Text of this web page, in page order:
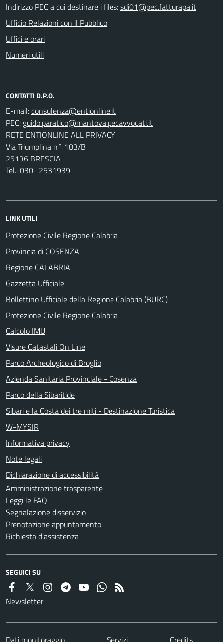
Indirizzo PEC a cui destinare i files:sdi01@pec.fatturapa.it
Ufficio Relazioni con il Pubblico
Uffici e orari
Numeri utili
CONTATTI D.P.O.
E-mail:
PEC:
RETE ENTIONLINE ALL PRIVACY
Via Triumplina n° 183/B
25136 BRESCIA
Tel.: 030- 2531939
LINK UTILI
Protezione Civile Regione Calabria
Provincia di COSENZA
Regione CALABRIA
Gazzetta Ufficiale
Bollettino Ufficiale della Regione Calabria (BURC)
Protezione Civile Regione Calabria
Calcolo IMU
Visure Catastali On Line
Parco Archeologico di Broglio
Azienda Sanitaria Provinciale - Cosenza
Parco della Sibaritide
Sibari e la Costa dei tre miti - Destinazione Turistica
W-MYSIR
Informativa privacy
Note legali
Dichiarazione di accessibilità
Amministrazione trasparente
Leggi le FAQ
Segnalazione disservizio
Prenotazione appuntamento
Richiesta d'assistenza
SEGUICI SU
Newsletter
Dati monitoraggio Servizi Credits